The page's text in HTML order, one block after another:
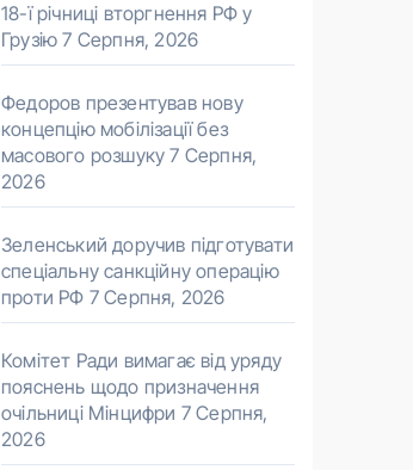
18-ї річниці вторгнення РФ у
Грузію 7 Серпня, 2026
Федоров презентував нову
концепцію мобілізації без
масового розшуку 7 Серпня,
2026
Зеленський доручив підготувати
спеціальну санкційну операцію
проти РФ 7 Серпня, 2026
Комітет Ради вимагає від уряду
пояснень щодо призначення
очільниці Мінцифри 7 Серпня,
2026